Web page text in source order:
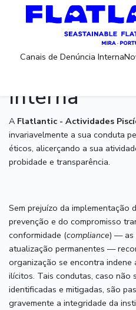
Canais de Denúncia Interna
Interna
A Flatlantic - Actividades
invariavelmente a sua conduta
éticos, alicerçando a sua
probidade e transparência.
Sem prejuízo da implementação
prevenção e do compromisso
conformidade (compliance) — as
atualização permanentes —
organização se encontra
ilícitos. Tais condutas, caso não
identificadas e mitigadas, são
gravemente a integridade da